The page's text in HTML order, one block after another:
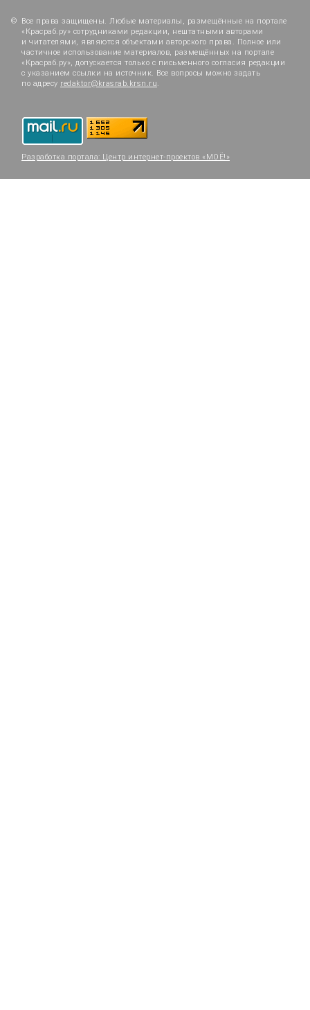
Все права защищены. Любые материалы, размещённые на портале
«Красраб.ру» сотрудниками редакции, нештатными авторами
и читателями, являются объектами авторского права. Полное или
частичное использование материалов, размещённых на портале
«Красраб.ру», допускается только с письменного согласия редакции
с указанием ссылки на источник. Все вопросы можно задать
по адресу redaktor@krasrab.krsn.ru.
Разработка портала: Центр интернет-проектов «МОЁ!»